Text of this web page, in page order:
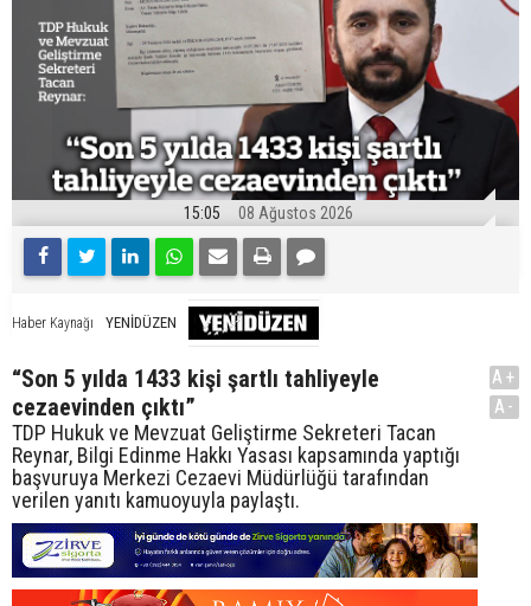
15:05 08 Ağustos 2026
Haber Kaynağı YENİDÜZEN
“Son 5 yılda 1433 kişi şartlı tahliyeyle
cezaevinden çıktı”
TDP Hukuk ve Mevzuat Geliştirme Sekreteri Tacan
Reynar, Bilgi Edinme Hakkı Yasası kapsamında yaptığı
başvuruya Merkezi Cezaevi Müdürlüğü tarafından
verilen yanıtı kamuoyuyla paylaştı.
A+
A-